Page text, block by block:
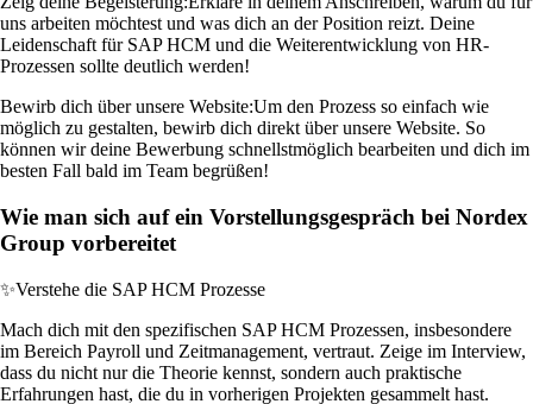
uns arbeiten möchtest und was dich an der Position reizt. Deine
Leidenschaft für SAP HCM und die Weiterentwicklung von HR-
Prozessen sollte deutlich werden!
Bewirb dich über unsere Website:Um den Prozess so einfach wie
möglich zu gestalten, bewirb dich direkt über unsere Website. So
können wir deine Bewerbung schnellstmöglich bearbeiten und dich im
besten Fall bald im Team begrüßen!
Wie man sich auf ein Vorstellungsgespräch bei Nordex
Group vorbereitet
✨Verstehe die SAP HCM Prozesse
Mach dich mit den spezifischen SAP HCM Prozessen, insbesondere
im Bereich Payroll und Zeitmanagement, vertraut. Zeige im Interview,
dass du nicht nur die Theorie kennst, sondern auch praktische
Erfahrungen hast, die du in vorherigen Projekten gesammelt hast.